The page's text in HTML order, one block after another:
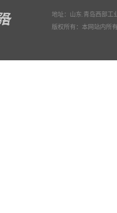
地址：山东.青岛西部
版权所有：本网站内所